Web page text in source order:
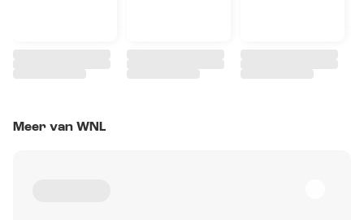
Meer van WNL